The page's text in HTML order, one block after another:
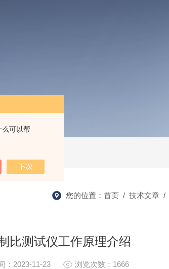
么可以帮
您的位置： 首页 / 技术文章 /
比测试仪工作原理介绍
：2023-11-23 浏览次数：1666